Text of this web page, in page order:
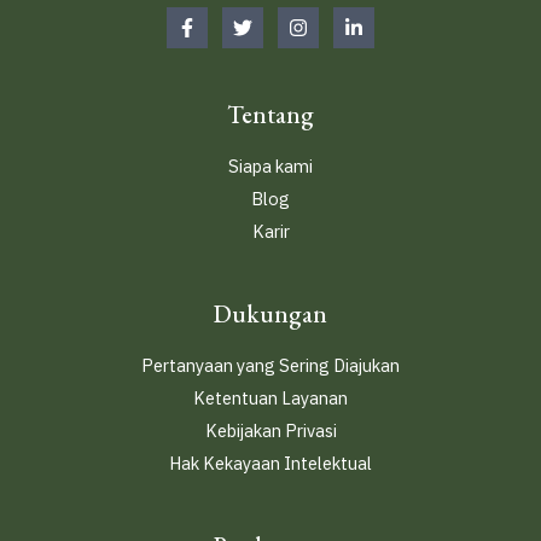
Tentang
Siapa kami
Blog
Karir
Dukungan
Pertanyaan yang Sering Diajukan
Ketentuan Layanan
Kebijakan Privasi
Hak Kekayaan Intelektual